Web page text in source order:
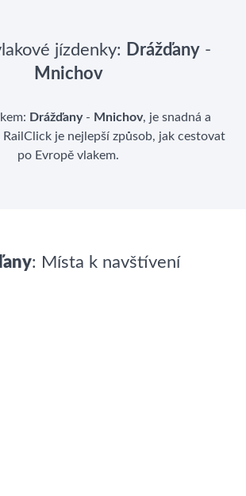
jízdenky: Drážďany-
Mnichov
Drážďany- Mnichov, je snadná a
je nejlepší způsob, jak cestovat
po Evropě vlakem.
: Místa k navštívení